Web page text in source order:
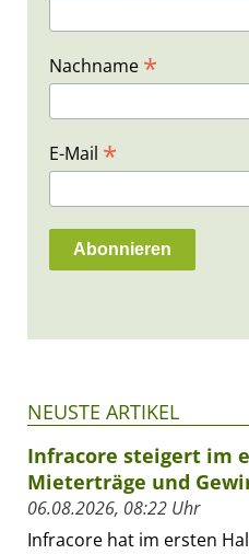
Nachname *
E-Mail *
NEUSTE ARTIKEL
Infracore steigert im
Mieterträge und
06.08.2026, 08:22 Uhr
Infracore hat im ersten